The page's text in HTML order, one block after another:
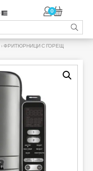
0
›ФРИТЮРНИЦИ С ГОРЕЩ